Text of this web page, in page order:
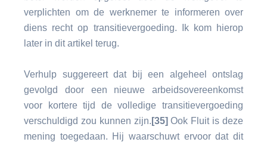
verplichten om de werknemer te informeren over
diens recht op transitievergoeding. Ik kom hierop
later in dit artikel terug.
Verhulp suggereert dat bij een algeheel ontslag
gevolgd door een nieuwe arbeidsovereenkomst
voor kortere tijd de volledige transitievergoeding
verschuldigd zou kunnen zijn. [35] Ook Fluit is deze
mening toegedaan. Hij waarschuwt ervoor dat dit